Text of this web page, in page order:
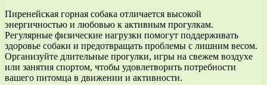
Пиренейская горная собака отличается высокой
энергичностью и любовью к активным прогулкам.
Регулярные физические нагрузки помогут поддерживать
здоровье собаки и предотвращать проблемы с лишним весом.
Организуйте длительные прогулки, игры на свежем воздухе
или занятия спортом, чтобы удовлетворить потребности
вашего питомца в движении и активности.